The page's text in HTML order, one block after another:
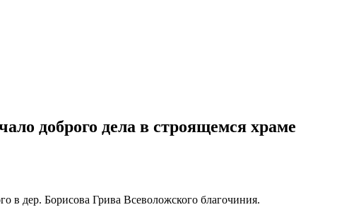
доброго дела в строящемся храме
в дер. Борисова Грива Всеволожского благочиния.